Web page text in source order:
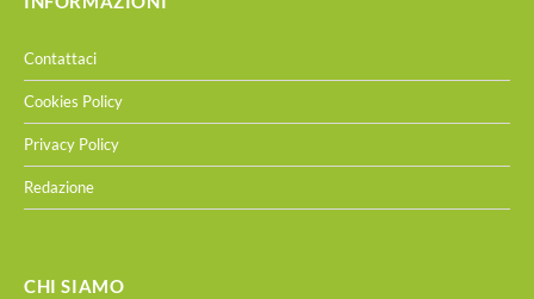
Contattaci
Cookies Policy
Privacy Policy
Redazione
CHI SIAMO